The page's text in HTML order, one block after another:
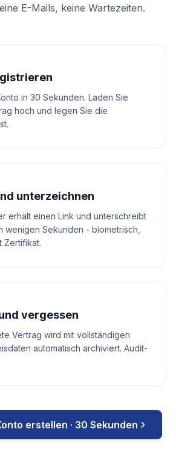
E-Mails, keine Wartezeiten.
in 30 Sekunden. Laden Sie
hoch und legen Sie die
unterzeichnen
erhält einen Link und unterschreibt
wenigen Sekunden - biometrisch,
Zertifikat.
vergessen
Vertrag wird mit vollständigen
automatisch archiviert. Audit-
erstellen · 30 Sekunden